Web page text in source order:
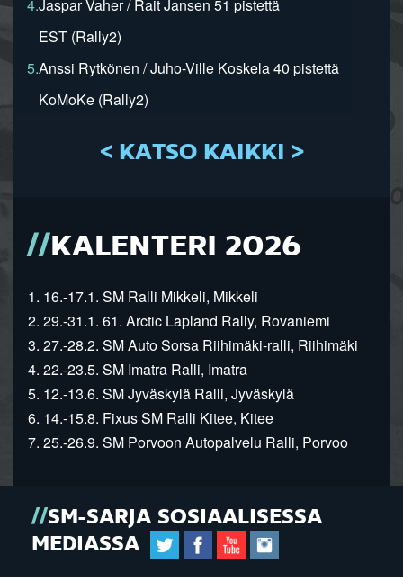
4.Jaspar Vaher / Rait Jansen 51 pistettä
EST (Rally2)
5.Anssi Rytkönen / Juho-Ville Koskela 40 pistettä
KoMoKe (Rally2)
< KATSO KAIKKI >
KALENTERI 2026
1. 16.-17.1. SM Ralli Mikkeli, Mikkeli
2. 29.-31.1. 61. Arctic Lapland Rally, Rovaniemi
3. 27.-28.2. SM Auto Sorsa Riihimäki-ralli, Riihimäki
4. 22.-23.5. SM Imatra Ralli, Imatra
5. 12.-13.6. SM Jyväskylä Ralli, Jyväskylä
6. 14.-15.8. Fixus SM Ralli Kitee, Kitee
7. 25.-26.9. SM Porvoon Autopalvelu Ralli, Porvoo
SM-SARJA SOSIAALISESSA
MEDIASSA